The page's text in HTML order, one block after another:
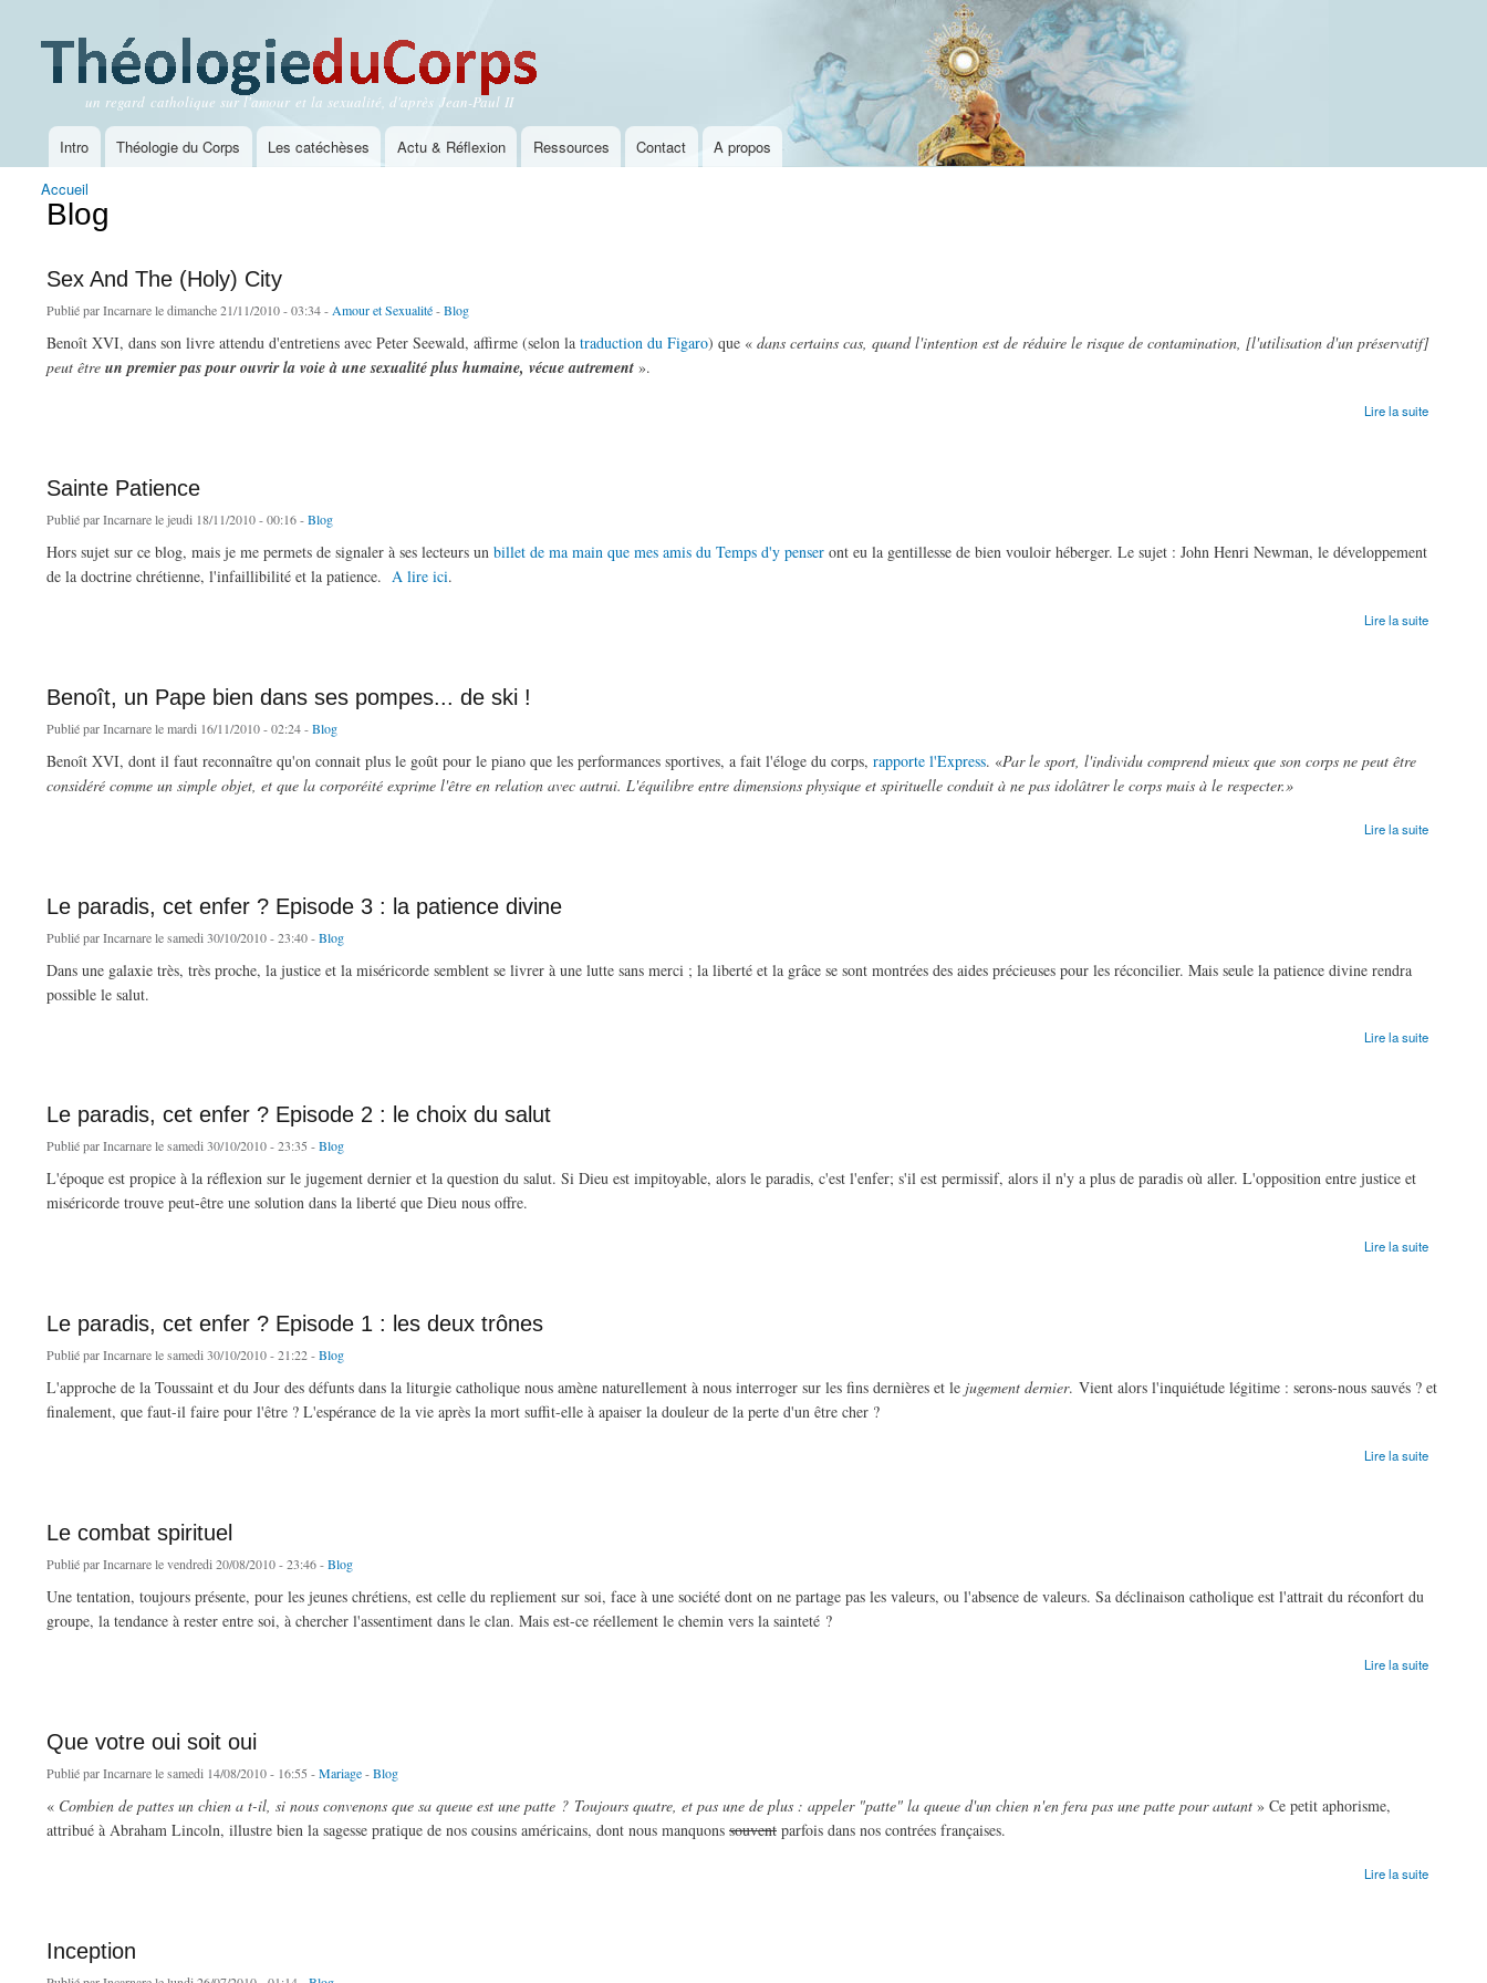
Théologie du Corps
un regard catholique sur l'amour et la sexualité, d'après Jean-Paul II
Menu principal
Intro Théologie du Corps Les catéchèses Actu & Réflexion Ressources Contact A propos
Vous êtes ici
Accueil
Blog
Sex And The (Holy) City
Publié parIncarnarele dimanche 21/11/2010 - 03:34 - Amour et Sexualité-Blog
Benoît XVI, dans son livre attendu d'entretiens avec Peter Seewald, affirme (selon la traduction du Figaro) que « dans certains cas, quand l'intention est de réduire le risque de contamination, [l'utilisation d'un préservatif]
peut être un premier pas pour ouvrir la voie à une sexualité plus humaine, vécue autrement ».
Lire la suite
Sainte Patience
Publié parIncarnarele jeudi 18/11/2010 - 00:16 -Blog
Hors sujet sur ce blog, mais je me permets de signaler à ses lecteurs un billet de ma main que mes amis du Temps d'y penser ont eu la gentillesse de bien vouloir héberger. Le sujet : John Henri Newman, le développement
de la doctrine chrétienne, l'infaillibilité et la patience. A lire ici.
Lire la suite
Benoît, un Pape bien dans ses pompes... de ski !
Publié parIncarnarele mardi 16/11/2010 - 02:24 -Blog
Benoît XVI, dont il faut reconnaître qu'on connait plus le goût pour le piano que les performances sportives, a fait l'éloge du corps, rapporte l'Express. «Par le sport, l'individu comprend mieux que son corps ne peut être
considéré comme un simple objet, et que la corporéité exprime l'être en relation avec autrui. L'équilibre entre dimensions physique et spirituelle conduit à ne pas idolâtrer le corps mais à le respecter.»
Lire la suite
Le paradis, cet enfer ? Episode 3 : la patience divine
Publié parIncarnarele samedi 30/10/2010 - 23:40 -Blog
Dans une galaxie très, très proche, la justice et la miséricorde semblent se livrer à une lutte sans merci ; la liberté et la grâce se sont montrées des aides précieuses pour les réconcilier. Mais seule la patience divine rendra
possible le salut.
Lire la suite
Le paradis, cet enfer ? Episode 2 : le choix du salut
Publié parIncarnarele samedi 30/10/2010 - 23:35 -Blog
L'époque est propice à la réflexion sur le jugement dernier et la question du salut. Si Dieu est impitoyable, alors le paradis, c'est l'enfer; s'il est permissif, alors il n'y a plus de paradis où aller. L'opposition entre justice et
miséricorde trouve peut-être une solution dans la liberté que Dieu nous offre.
Lire la suite
Le paradis, cet enfer ? Episode 1 : les deux trônes
Publié parIncarnarele samedi 30/10/2010 - 21:22 -Blog
L'approche de la Toussaint et du Jour des défunts dans la liturgie catholique nous amène naturellement à nous interroger sur les fins dernières et le jugement dernier. Vient alors l'inquiétude légitime : serons-nous sauvés ? et
finalement, que faut-il faire pour l'être ? L'espérance de la vie après la mort suffit-elle à apaiser la douleur de la perte d'un être cher ?
Lire la suite
Le combat spirituel
Publié parIncarnarele vendredi 20/08/2010 - 23:46 -Blog
Une tentation, toujours présente, pour les jeunes chrétiens, est celle du repliement sur soi, face à une société dont on ne partage pas les valeurs, ou l'absence de valeurs. Sa déclinaison catholique est l'attrait du réconfort du
groupe, la tendance à rester entre soi, à chercher l'assentiment dans le clan. Mais est-ce réellement le chemin vers la sainteté ?
Lire la suite
Que votre oui soit oui
Publié parIncarnarele samedi 14/08/2010 - 16:55 -Mariage-Blog
« Combien de pattes un chien a t-il, si nous convenons que sa queue est une patte ? Toujours quatre, et pas une de plus : appeler "patte" la queue d'un chien n'en fera pas une patte pour autant » Ce petit aphorisme,
attribué à Abraham Lincoln, illustre bien la sagesse pratique de nos cousins américains, dont nous manquons souvent parfois dans nos contrées françaises.
Lire la suite
Inception